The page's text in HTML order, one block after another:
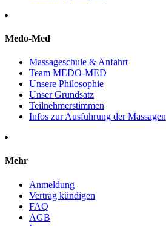
Medo-Med
Massageschule & Anfahrt
Team MEDO-MED
Unsere Philosophie
Unser Grundsatz
Teilnehmerstimmen
Infos zur Ausführung der Massagen
Mehr
Anmeldung
Vertrag kündigen
FAQ
AGB